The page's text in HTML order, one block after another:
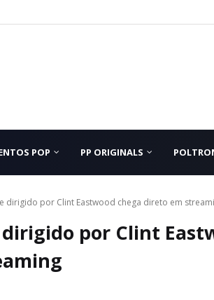
POP PP ORIGINALS
dirigido por Clint Eastwood chega direto em
dirigido por Clint